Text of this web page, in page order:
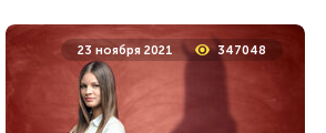
5 октября 2021
23 ноября 2021 347048